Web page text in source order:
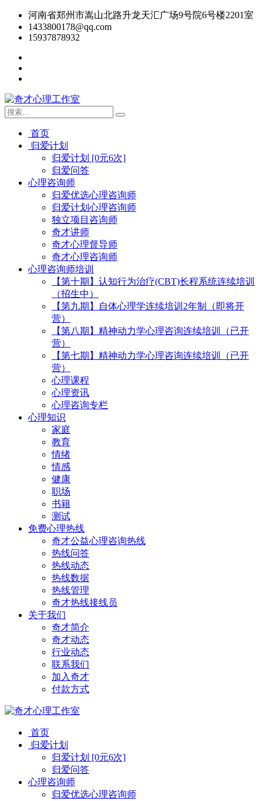
河南省郑州市嵩山北路升龙天汇广场9号院6号楼2201室
1433800178@qq.com
15937878932
首页
归爱计划
归爱计划 [0元6次]
归爱问答
心理咨询师
归爱优选心理咨询师
归爱计划心理咨询师
独立项目咨询师
奇才讲师
奇才心理督导师
奇才心理咨询师
心理咨询师培训
【第十期】认知行为治疗(CBT)长程系统连续培训
（招生中）
【第九期】自体心理学连续培训2年制（即将开
营）
【第八期】精神动力学心理咨询连续培训（已开
营）
【第七期】精神动力学心理咨询连续培训（已开
营）
心理课程
心理资讯
心理咨询专栏
心理知识
家庭
教育
情绪
情感
健康
职场
书籍
测试
免费心理热线
奇才公益心理咨询热线
热线问答
热线动态
热线数据
热线管理
奇才热线接线员
关于我们
奇才简介
奇才动态
行业动态
联系我们
加入奇才
付款方式
首页
归爱计划
归爱计划 [0元6次]
归爱问答
心理咨询师
归爱优选心理咨询师